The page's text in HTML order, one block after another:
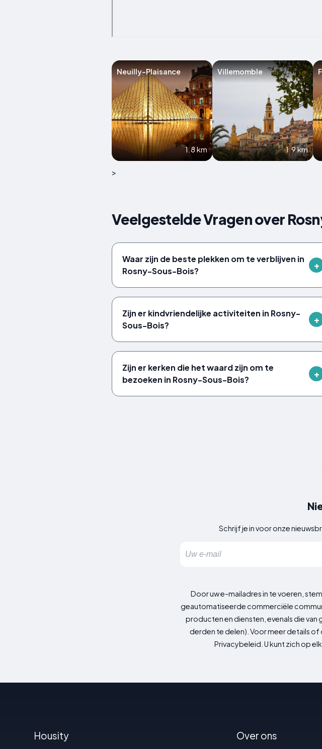
Neuilly-Plaisance
1.8 km
Villemomble
1.9 km
>
Veelgestelde Vragen over
Waar zijn de beste plekken om te verblijven in
Rosny-Sous-Bois?
Zijn er kindvriendelijke activiteiten in Rosny-
Sous-Bois?
Zijn er kerken die het waard zijn om te
bezoeken in Rosny-Sous-Bois?
Schrijf je in voor onze
Door uw e-mailadres in te voeren,
geautomatiseerde commerciële
producten en diensten, evenals die
derden te delen). Voor meer details
Privacybeleid. U kunt zich op
Housity Over ons